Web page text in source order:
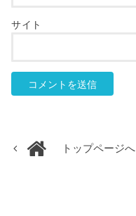
サイト
トップページへ